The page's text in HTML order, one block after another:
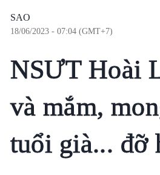
SAO
18/06/2023 - 07:04 (GMT+7)
NSƯT Hoài
và mắm,
tuổi già... đỡ